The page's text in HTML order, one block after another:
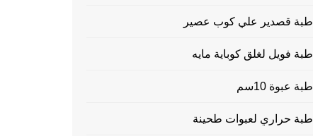
طبة قصدير علي كوب عصير
طبة فويل لغلق كوباية مايه
طبة عبوة 10سم
طبة حراري لعبوات طحينة